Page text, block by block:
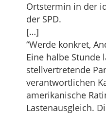
Ortstermin in der
der SPD.
[…]
“Werde konkret,
Eine halbe Stunde
stellvertretende
verantwortlichen
amerikanische
Lastenausgleich.